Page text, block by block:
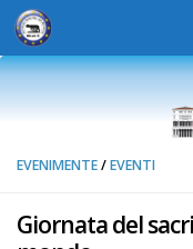
Skip to content
EVENIMENTE/EVENTI
Giornata del